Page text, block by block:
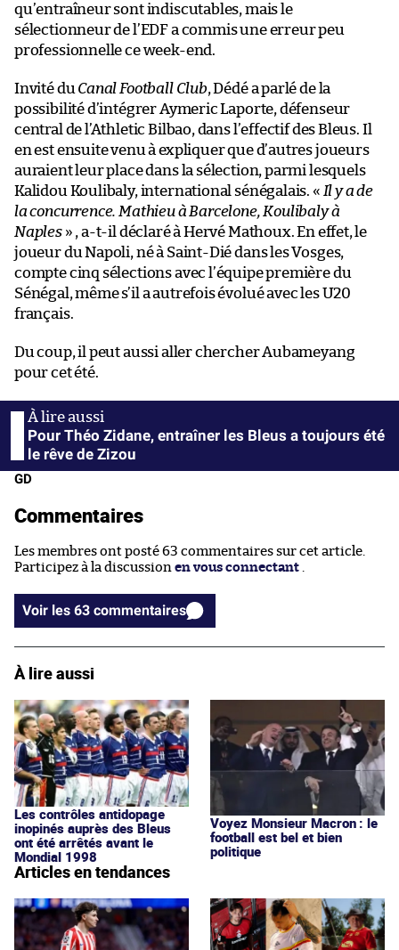
qu’entraîneur sont indiscutables, mais le
sélectionneur de l’EDF a commis une erreur peu
professionnelle ce week-end.
Invité du Canal Football Club, Dédé a parlé de la
possibilité d’intégrer Aymeric Laporte, défenseur
central de l’Athletic Bilbao, dans l’effectif des Bleus. Il
en est ensuite venu à expliquer que d’autres joueurs
auraient leur place dans la sélection, parmi lesquels
Kalidou Koulibaly, international sénégalais. « Il y a de
la concurrence. Mathieu à Barcelone, Koulibaly à
Naples» , a-t-il déclaré à Hervé Mathoux. En effet, le
joueur du Napoli, né à Saint-Dié dans les Vosges,
compte cinq sélections avec l’équipe première du
Sénégal, même s’il a autrefois évolué avec les U20
français.
Du coup, il peut aussi aller chercher Aubameyang
pour cet été.
Pour Théo Zidane, entraîner les Bleus a toujours été
le rêve de Zizou
GD
Commentaires
Les membres ont posté 63 commentaires sur cet article.
Participez à la discussion en vous connectant
Voir les 63 commentaires
À lire aussi
Les contrôles antidopage
inopinés auprès des Bleus
ont été arrêtés avant le
Mondial 1998
Voyez Monsieur Macron : le
football est bel et bien
politique
Articles en tendances